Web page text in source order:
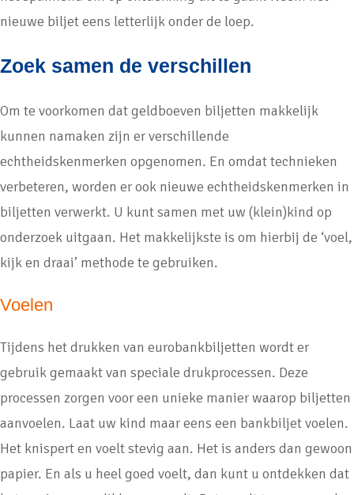
nieuwe biljet eens letterlijk onder de loep.
Zoek samen de verschillen
Om te voorkomen dat geldboeven biljetten makkelijk
kunnen namaken zijn er verschillende
echtheidskenmerken opgenomen. En omdat technieken
verbeteren, worden er ook nieuwe echtheidskenmerken in
biljetten verwerkt. U kunt samen met uw (klein)kind op
onderzoek uitgaan. Het makkelijkste is om hierbij de ‘voel,
kijk en draai’ methode te gebruiken.
Voelen
Tijdens het drukken van eurobankbiljetten wordt er
gebruik gemaakt van speciale drukprocessen. Deze
processen zorgen voor een unieke manier waarop biljetten
aanvoelen. Laat uw kind maar eens een bankbiljet voelen.
Het knispert en voelt stevig aan. Het is anders dan gewoon
papier. En als u heel goed voelt, dan kunt u ontdekken dat